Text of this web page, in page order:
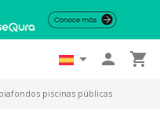
  
piscinas públicas